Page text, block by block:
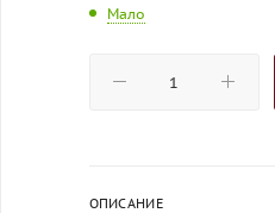
Мало
ОПИСАНИЕ